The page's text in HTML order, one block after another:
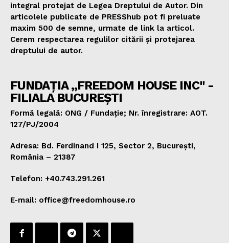
integral protejat de Legea Dreptului de Autor. Din
articolele publicate de PRESShub pot fi preluate
maxim 500 de semne, urmate de link la articol.
Cerem respectarea regulilor citării și protejarea
dreptului de autor.
FUNDAȚIA „FREEDOM HOUSE INC" -
FILIALA BUCUREȘTI
Formă legală: ONG / Fundație; Nr. înregistrare: AOT.
127/PJ/2004
Adresa: Bd. Ferdinand I 125, Sector 2, București,
România – 21387
Telefon: +40.743.291.261
E-mail: office@freedomhouse.ro